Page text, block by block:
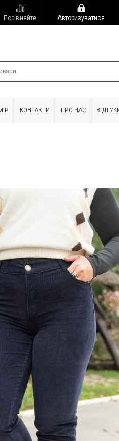
Порівняйте Авторизуватися
КОНТАКТИ ПРО НАС